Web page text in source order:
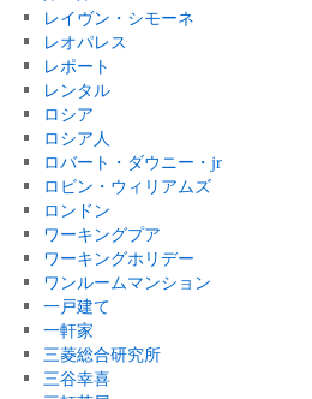
レイヴン・シモーネ
レオパレス
レポート
レンタル
ロシア
ロシア人
ロバート・ダウニー・jr
ロビン・ウィリアムズ
ロンドン
ワーキングプア
ワーキングホリデー
ワンルームマンション
一戸建て
一軒家
三菱総合研究所
三谷幸喜